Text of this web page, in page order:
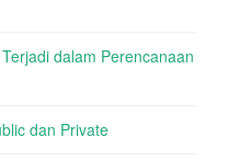
dalam Perencanaan
dan Private